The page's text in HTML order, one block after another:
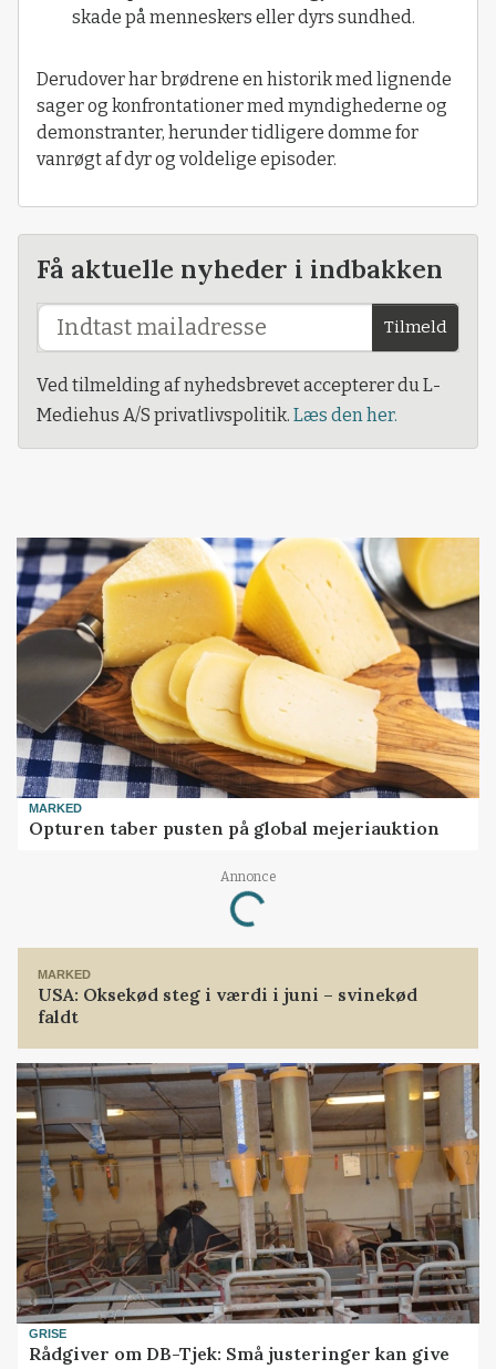
skade på menneskers eller dyrs sundhed.
Derudover har brødrene en historik med lignende
sager og konfrontationer med myndighederne og
demonstranter, herunder tidligere domme for
vanrøgt af dyr og voldelige episoder.
Få aktuelle nyheder i indbakken
Tilmeld
Ved tilmelding af nyhedsbrevet accepterer du L-
Mediehus A/S privatlivspolitik. Læs den her.
MARKED
Opturen taber pusten på global mejeriauktion
Annonce
Loading...
MARKED
USA: Oksekød steg i værdi i juni – svinekød
faldt
GRISE
Rådgiver om DB-Tjek: Små justeringer kan give